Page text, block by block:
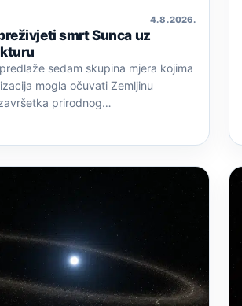
4. 8. 2026.
smrt Sunca uz
sedam skupina mjera kojima
mogla očuvati Zemljinu
prirodnog…